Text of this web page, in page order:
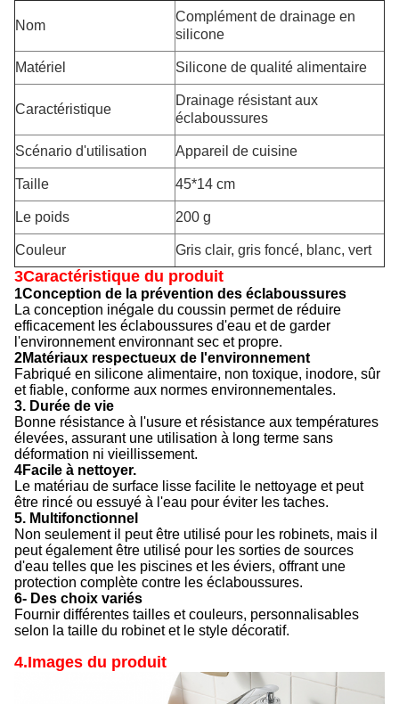
Nom
Complément de drainage en
silicone
Matériel Silicone de qualité alimentaire
Caractéristique
Drainage résistant aux
éclaboussures
Scénario d'utilisation Appareil de cuisine
Taille 45*14 cm
Le poids 200 g
Couleur Gris clair, gris foncé, blanc, vert
3Caractéristique du produit
1Conception de la prévention des éclaboussures
La conception inégale du coussin permet de réduire
efficacement les éclaboussures d'eau et de garder
l'environnement environnant sec et propre.
2Matériaux respectueux de l'environnement
Fabriqué en silicone alimentaire, non toxique, inodore, sûr
et fiable, conforme aux normes environnementales.
3. Durée de vie
Bonne résistance à l'usure et résistance aux températures
élevées, assurant une utilisation à long terme sans
déformation ni vieillissement.
4Facile à nettoyer.
Le matériau de surface lisse facilite le nettoyage et peut
être rincé ou essuyé à l'eau pour éviter les taches.
5. Multifonctionnel
Non seulement il peut être utilisé pour les robinets, mais il
peut également être utilisé pour les sorties de sources
d'eau telles que les piscines et les éviers, offrant une
protection complète contre les éclaboussures.
6- Des choix variés
Fournir différentes tailles et couleurs, personnalisables
selon la taille du robinet et le style décoratif.
4.Images du produit